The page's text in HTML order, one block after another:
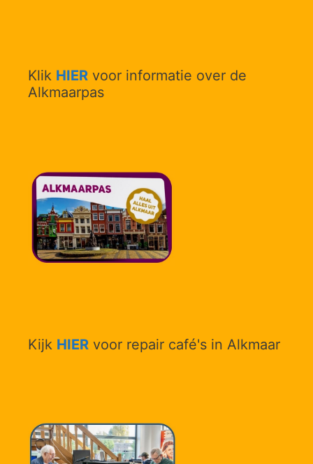
Klik HIER voor informatie over de
Alkmaarpas
Kijk HIER voor repair café's in Alkmaar